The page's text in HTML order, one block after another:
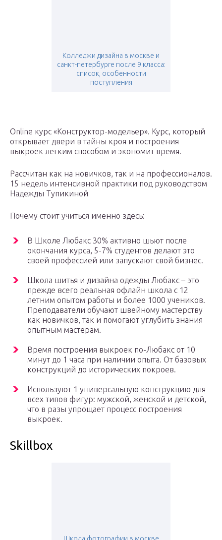
Колледжи дизайна в москве и
санкт-петербурге после 9 класса:
список, особенности
поступления
Online курс «Конструктор-модельер». Курс, который
открывает двери в тайны кроя и построения
выкроек легким способом и экономит время.
Рассчитан как на новичков, так и на профессионалов.
15 недель интенсивной практики под руководством
Надежды Тупикиной
Почему стоит учиться именно здесь:
В Школе Любакс 30% активно шьют после
окончания курса, 5-7% студентов делают это
своей профессией или запускают свой бизнес.
Школа шитья и дизайна одежды Любакс – это
прежде всего реальная офлайн школа с 12
летним опытом работы и более 1000 учеников.
Преподаватели обучают швейному мастерству
как новичков, так и помогают углубить знания
опытным мастерам.
Время построения выкроек по-Любакс от 10
минут до 1 часа при наличии опыта. От базовых
конструкций до исторических покроев.
Используют 1 универсальную конструкцию для
всех типов фигур: мужской, женской и детской,
что в разы упрощает процесс построения
выкроек.
Skillbox